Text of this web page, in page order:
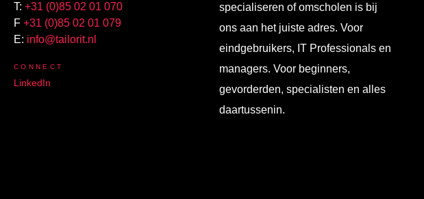
T: +31 (0)85 02 01 070
F +31 (0)85 02 01 079
E: info@tailorit.nl
CONNECT
LinkedIn
specialiseren of omscholen is bij
ons aan het juiste adres. Voor
eindgebruikers, IT Professionals en
managers. Voor beginners,
gevorderden, specialisten en alles
daartussenin.